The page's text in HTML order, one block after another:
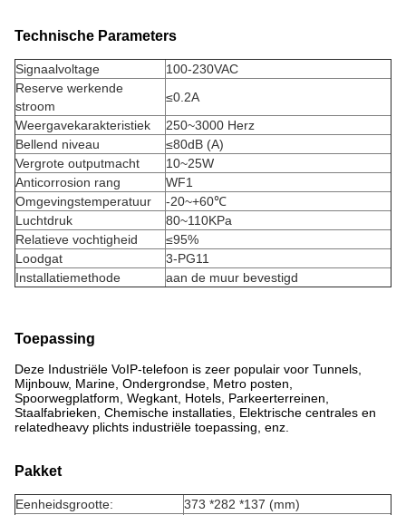
Technische Parameters
Signaalvoltage
100-230VAC
Reserve werkende
stroom
≤0.2A
Weergavekarakteristiek
250~3000 Herz
Bellend niveau
≤80dB (A)
Vergrote outputmacht
10~25W
Anticorrosion rang
WF1
Omgevingstemperatuur
-20~+60℃
Luchtdruk
80~110KPa
Relatieve vochtigheid
≤95%
Loodgat
3-PG11
Installatiemethode
aan de muur bevestigd
Toepassing
Deze Industriële VoIP-telefoon is zeer populair voor Tunnels,
Mijnbouw, Marine, Ondergrondse, Metro posten,
Spoorwegplatform, Wegkant, Hotels, Parkeerterreinen,
Staalfabrieken, Chemische installaties, Elektrische centrales en
relatedheavy plichts industriële toepassing, enz.
Pakket
Eenheidsgrootte:
373 *282 *137 (mm)